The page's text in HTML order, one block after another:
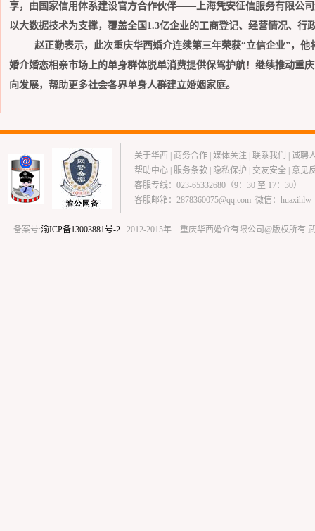
享，由国家信用体系建设官方合作伙伴——上海凭安征信服务有限公
以大数据技术为支撑，覆盖全国1.3亿企业的工商登记、经营情况、行
赵正勤表示，此次重庆华西婚介连续第三年荣获“立信企业”，他
婚介婚恋相亲市场上的单身群体脱单消费提供保驾护航！ 继续推动重
向发展，帮助更多社会各界单身人群建立婚姻家庭。
关于华西 商务合作 媒体关注 联系我们
诚聘
帮助中心 服务条款 隐私保护 交友安全
意见
客服专线：023-65332680（9：30 至 17：30）
客服邮箱：2878360075@qq.com 微信：huaxihlw
备案号:渝ICP备13003881号-2 2012-2015年 重庆华西婚介有限公司@版权所有